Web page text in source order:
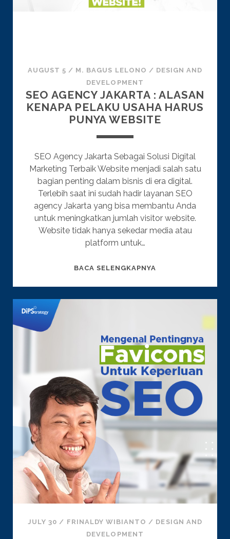
AUGUST 5 / M. BAGUS LELONO / DESIGN AND
DEVELOPMENT
SEO AGENCY JAKARTA : ALASAN
KENAPA PELAKU USAHA HARUS
PUNYA WEBSITE
SEO Agency Jakarta Sebagai Solusi Digital
Marketing Terbaik Website menjadi salah satu
bagian penting dalam bisnis di era digital.
Terlebih saat ini sudah hadir layanan SEO
agency Jakarta yang bisa membantu Anda
untuk meningkatkan jumlah visitor website.
Website tidak hanya sekedar media atau
platform untuk…
BACA SELENGKAPNYA
PELAKU
USAHA
HARUS
PUNYA
WEBSITE
JULY 30 / FRINALDY WIBIANTO / DESIGN AND
DEVELOPMENT